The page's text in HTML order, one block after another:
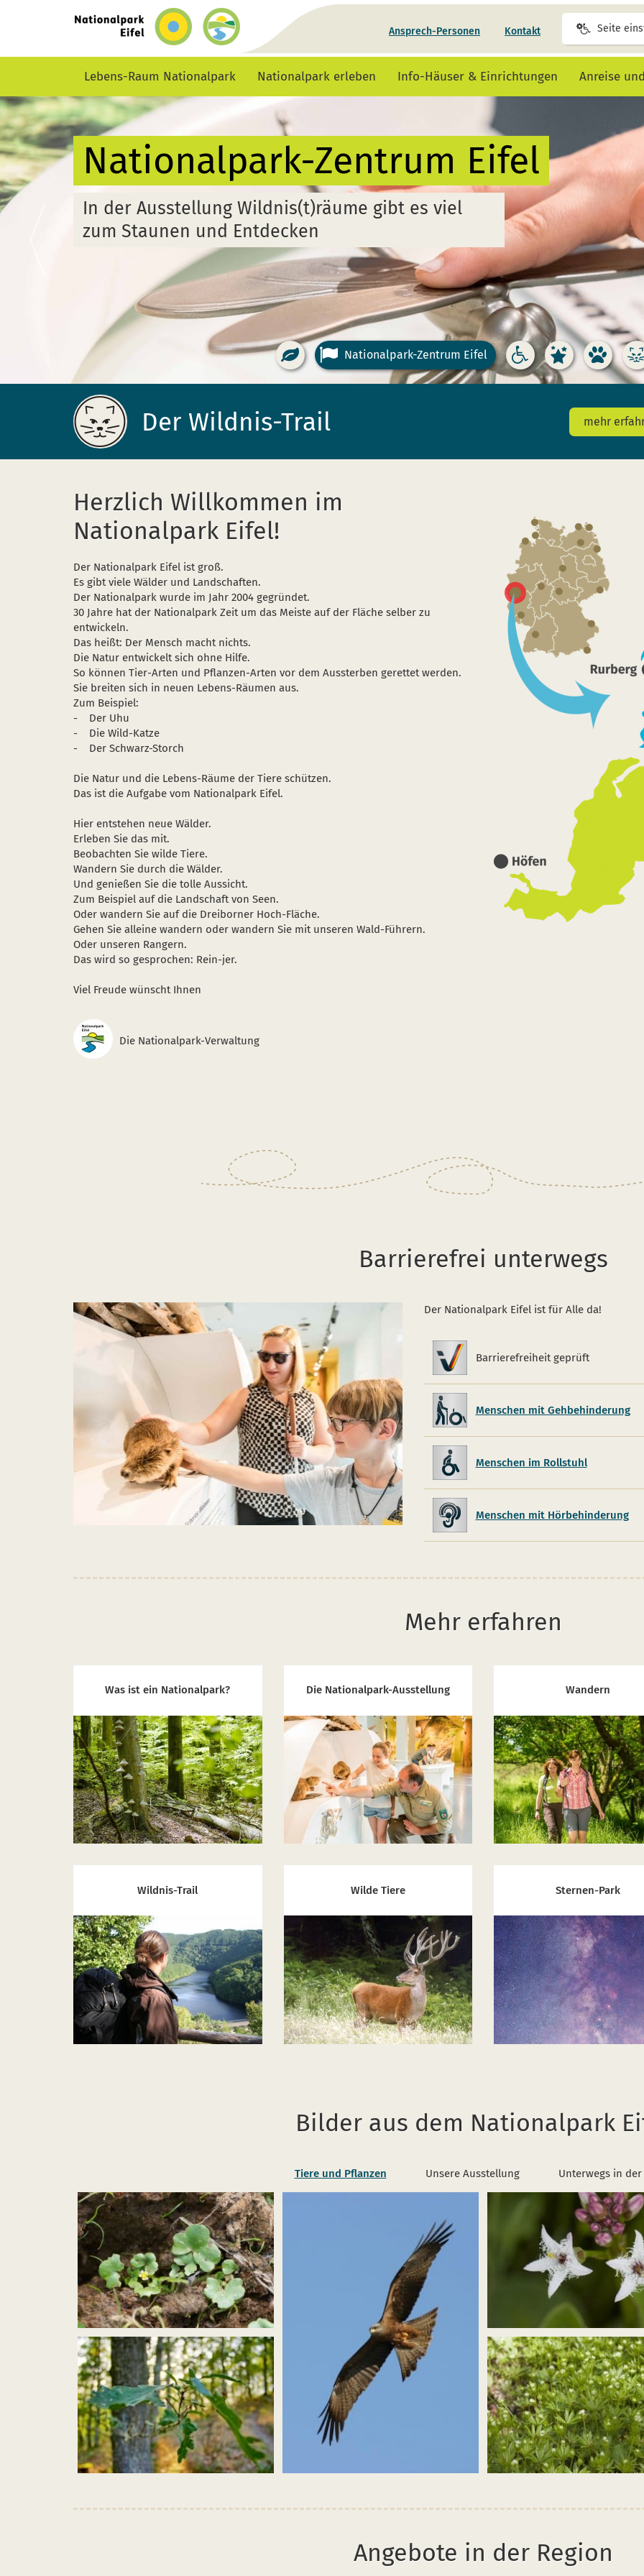
Seite
Ansprech-Personen Kontakt Seite
Lebens-Raum Nationalpark Nationalpark erleben Info-Häuser & Einrichtungen Anreise
Barrierefrei unterwegs
In der Nationalpark-Region gibt es viele Angebote
für Menschen mit und ohne Behinderung
Der Nationalpark Eifel
Nationalpark-Zentrum Eifel
Barrierefreie Angebote SternenparkTierwelt
Der Wildnis-Trail mehr
Start-
Seite
Herzlich Willkommen im
Nationalpark Eifel!
Der Nationalpark Eifel ist groß.
Es gibt viele Wälder und Landschaften.
Der Nationalpark wurde im Jahr 2004 gegründet.
30 Jahre hat der Nationalpark Zeit um das Meiste auf der Fläche selber zu
entwickeln.
Das heißt: Der Mensch macht nichts.
Die Natur entwickelt sich ohne Hilfe.
So können Tier-Arten und Pflanzen-Arten vor dem Aussterben gerettet werden.
Sie breiten sich in neuen Lebens-Räumen aus.
Zum Beispiel:
- Der Uhu
- Die Wild-Katze
- Der Schwarz-Storch
Die Natur und die Lebens-Räume der Tiere schützen.
Das ist die Aufgabe vom Nationalpark Eifel.
Hier entstehen neue Wälder.
Erleben Sie das mit.
Beobachten Sie wilde Tiere.
Wandern Sie durch die Wälder.
Und genießen Sie die tolle Aussicht.
Zum Beispiel auf die Landschaft von Seen.
Oder wandern Sie auf die Dreiborner Hoch-Fläche.
Gehen Sie alleine wandern oder wandern Sie mit unseren Wald-Führern.
Oder unseren Rangern.
Das wird so gesprochen: Rein-jer.
Viel Freude wünscht Ihnen
Die Nationalpark-Verwaltung
Barrierefrei unterwegs
Der Nationalpark Eifel ist für Alle da!
Barrierefreiheit
geprüft
Barrierefreiheit geprüft
Menschen mit Gehbehinderung
Menschen im Rollstuhl
Menschen mit Hörbehinderung
Mehr erfahren
Was ist ein Nationalpark? Die Nationalpark-Ausstellung Wandern
Wildnis-Trail Wilde Tiere Sternen-Park
Bilder aus dem Nationalpark
Tiere und Pflanzen Unsere Ausstellung Unterwegs in
vergrößern
oder
verkleinern
(efeublättr
hahnenfuß_ranunculus
hederaceus_funkenbachtal_dhf_170602_01_pardey.jpg)
verkleinern
verkleinern
vergrößern
oder
verkleinern
(fieber-
klee_menyanthes
hochfläche_120612_02.jpg)
verkleinern
Angebote in der Region